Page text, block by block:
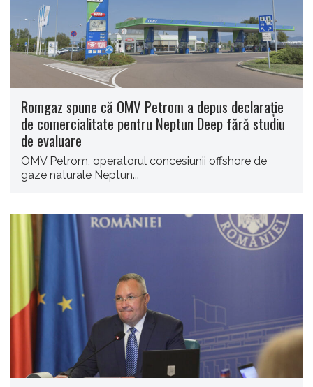
Romgaz spune că OMV Petrom a depus declarație
de comercialitate pentru Neptun Deep fără studiu
de evaluare
OMV Petrom, operatorul concesiunii offshore de
gaze naturale Neptun...